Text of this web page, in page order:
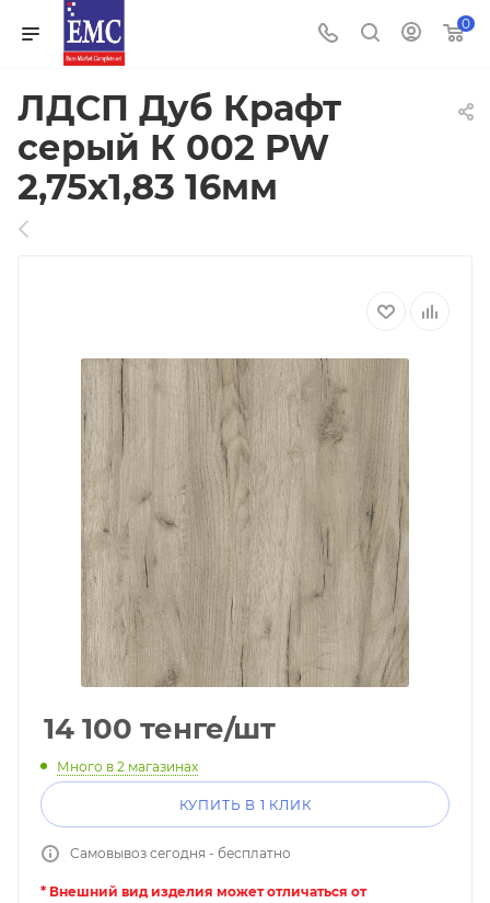
0
ЛДСП Дуб Крафт
серый К 002 PW
2,75х1,83 16мм
14 100 тенге/шт
Много в 2 магазинах
КУПИТЬ В 1 КЛИК
Самовывоз сегодня - бесплатно
* Внешний вид изделия может отличаться от